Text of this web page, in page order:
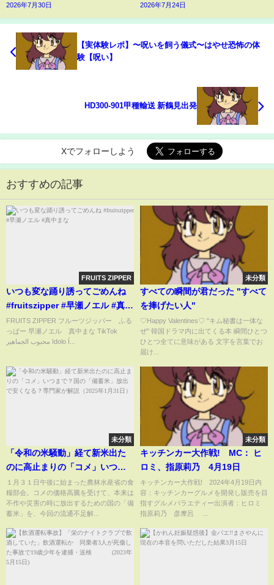
2026年7月30日 2026年7月24日
【実体験レポ】〜呪いを飼う儀式〜はやせ恐怖の体
験【呪い】
HD300-901甲種輸送 新鶴見出発
Xでフォローしよう
おすすめの記事
FRUITS ZIPPER
いつも変な踊り誘ってごめんね
#fruitszipper #早瀬ノエル #真中
まな
FRUITS ZIPPER フルーツジッパー ふる
っぱー 早瀬ノエル 真中まな TikTok
‎محبوب الجماهير Idolo Í...
未分類
すべての瞬間が君だった "すべて
を捧げたい人"
♡Happy Valentines♡ "キム秘書は一体な
ぜ" 韓国ドラマ内に出てくる本 瞬間ひとつ
ひとつ全てに意味がある 文字を言葉でお
届け...
未分類
「令和の米騒動」経て新米出た
のに高止まりの「コメ」いつま
で？国の「備蓄米」放出で安く
なる？専門家が解説（2025年1月
31日）
１月３１日午後に始まった農林水産省の食
糧部会。コメの価格高騰を受けて、本来は
不作や災害の時に放出するための国の「備
蓄米」を、今回の流通不足解...
未分類
キッチンカー大作戦! MC： ヒ
ロミ、指原莉乃 4月19日
キッチンカー大作戦! 2024年4月19日内
容：キッチンカーグルメを開発し販売を目
指すグルメバラエティー出演者：ヒロミ
指原莉乃 彦摩呂 ...